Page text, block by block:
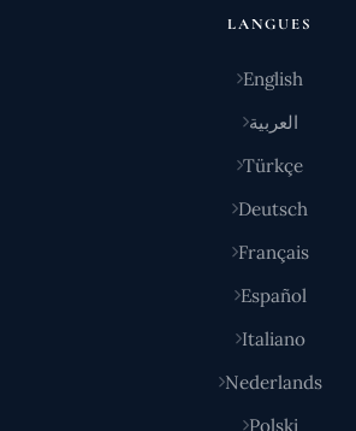
LANGUES
English
العربية
Türkçe
Deutsch
Français
Español
Italiano
Nederlands
Polski